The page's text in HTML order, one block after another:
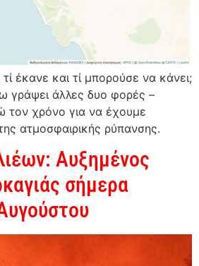
έκανε και τί μπορούσε να κάνει;
γράψει άλλες δυο φορές –
τον χρόνο για να έχουμε
ατμοσφαιρικής ρύπανσης.
Αυξημένος
σήμερα